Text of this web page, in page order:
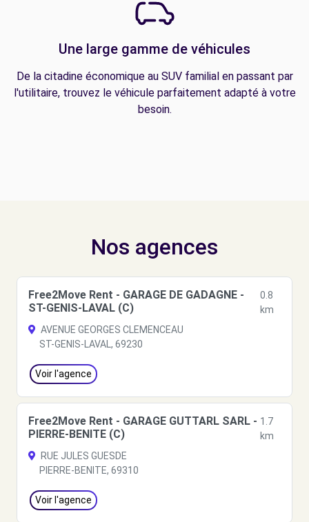
Une large gamme de véhicules
De la citadine économique au SUV familial en passant par
l'utilitaire, trouvez le véhicule parfaitement adapté à votre
besoin.
Nos agences
Free2Move Rent - GARAGE DE GADAGNE -
ST-GENIS-LAVAL (C)
0.8
km
AVENUE GEORGES CLEMENCEAU
ST-GENIS-LAVAL, 69230
Voir l'agence
Free2Move Rent - GARAGE GUTTARL SARL -
PIERRE-BENITE (C)
1.7
km
RUE JULES GUESDE
PIERRE-BENITE, 69310
Voir l'agence